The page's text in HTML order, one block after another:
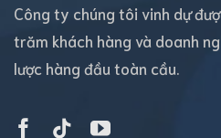
Công ty chúng tôi vinh dự
trăm khách hàng và doanh
lược hàng đầu toàn cầu.